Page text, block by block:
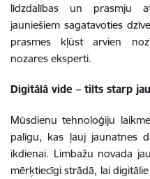
līdzdalības un prasmju
jauniešiem sagatavoties
prasmes kļūst arvien
nozares eksperti.
Digitālā vide – tilts starp
Mūsdienu tehnoloģiju
palīgu, kas ļauj jaunatnes
ikdienai. Limbažu novada
mērķtiecīgi strādā, lai